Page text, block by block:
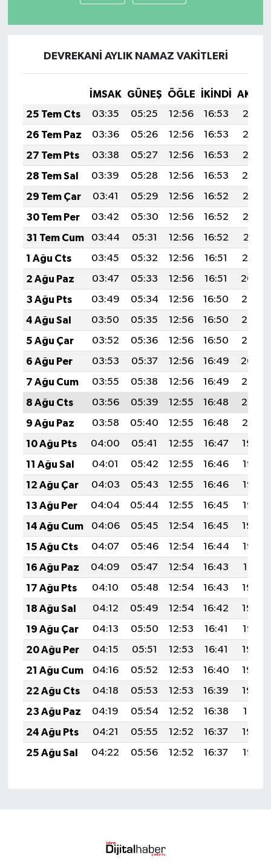
DEVREKANİ AYLIK NAMAZ VAKITLERI
İMSAK GÜNEŞ ÖĞLE İKINDI
25 Tem Cts
03:35 05:25 12:56 16:53
20:17
26 Tem Paz
03:36 05:26 12:56 16:53
20:16
27 Tem Pts
03:38 05:27 12:56 16:53
20:15
28 Tem Sal
03:39 05:28 12:56 16:53
20:14
29 Tem Çar
03:41 05:29 12:56 16:52
20:13
30 Tem Per
03:42 05:30 12:56 16:52
20:12
31 Tem Cum
03:44 05:31 12:56 16:52
20:11
1 Ağu Cts
03:45 05:32 12:56 16:51
20:10
2 Ağu Paz
03:47 05:33 12:56 16:51
20:09
3 Ağu Pts
03:49 05:34 12:56 16:50
20:08
4 Ağu Sal
03:50 05:35 12:56 16:50
20:07
5 Ağu Çar
03:52 05:36 12:56 16:50
20:06
6 Ağu Per
03:53 05:37 12:56 16:49
20:04
7 Ağu Cum
03:55 05:38 12:56 16:49
20:03
8 Ağu Cts
03:56 05:39 12:55 16:48
20:02
9 Ağu Paz
03:58 05:40 12:55 16:48
20:01
10 Ağu Pts
04:00 05:41 12:55 16:47
19:59
11 Ağu Sal
04:01 05:42 12:55 16:46
19:58
12 Ağu Çar
04:03 05:43 12:55 16:46
19:57
13 Ağu Per
04:04 05:44 12:55 16:45
19:55
14 Ağu Cum
04:06 05:45 12:54 16:45
19:54
15 Ağu Cts
04:07 05:46 12:54 16:44
19:53
16 Ağu Paz
04:09 05:47 12:54 16:43
19:51
17 Ağu Pts
04:10 05:48 12:54 16:43
19:50
18 Ağu Sal
04:12 05:49 12:54 16:42
19:48
19 Ağu Çar
04:13 05:50 12:53 16:41
19:47
20 Ağu Per
04:15 05:51 12:53 16:41
19:45
21 Ağu Cum
04:16 05:52 12:53 16:40
19:44
22 Ağu Cts
04:18 05:53 12:53 16:39
19:42
23 Ağu Paz
04:19 05:54 12:52 16:38
19:41
24 Ağu Pts
04:21 05:55 12:52 16:37
19:39
25 Ağu Sal
04:22 05:56 12:52 16:37 19:38